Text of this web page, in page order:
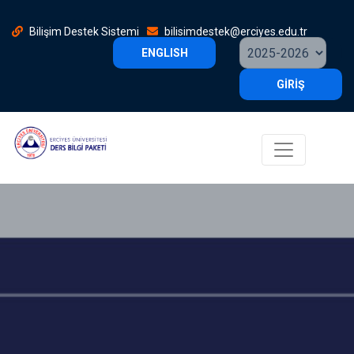
Bilişim Destek Sistemi
bilisimdestek@erciyes.edu.tr
ENGLISH
GİRİŞ